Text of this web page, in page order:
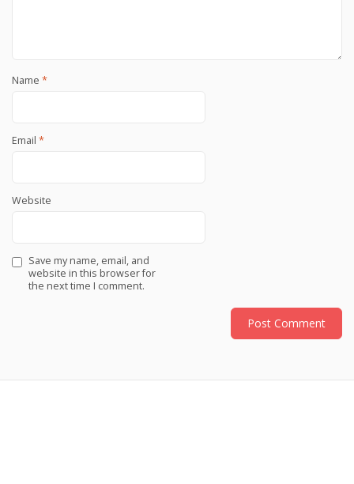
Name *
Email *
Website
Save my name, email, and
website in this browser for
the next time I comment.